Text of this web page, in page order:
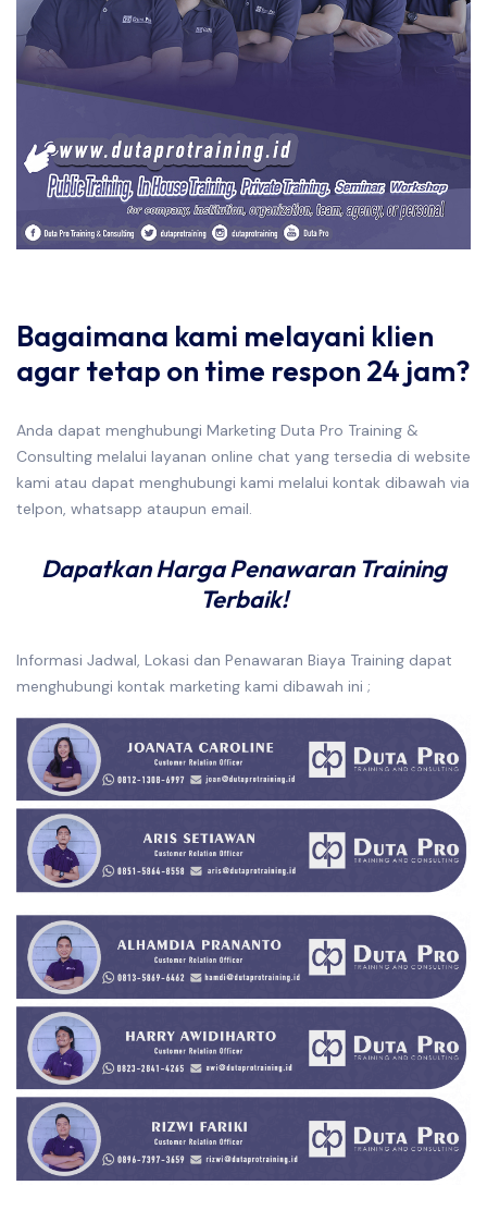
Bagaimana kami melayani klien
agar tetap on time respon 24 jam?
Anda dapat menghubungi Marketing Duta Pro Training &
Consulting melalui layanan online chat yang tersedia di website
kami atau dapat menghubungi kami melalui kontak dibawah via
telpon, whatsapp ataupun email.
Dapatkan Harga Penawaran Training
Terbaik!
Informasi Jadwal, Lokasi dan Penawaran Biaya Training dapat
menghubungi kontak marketing kami dibawah ini ;